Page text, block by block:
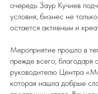
очередь Заур Кучиев
условия, бизнес не
остается активным и
Мероприятие прошло в
прежде всего, благодаря
руководителю Центра
которая нашла добрые